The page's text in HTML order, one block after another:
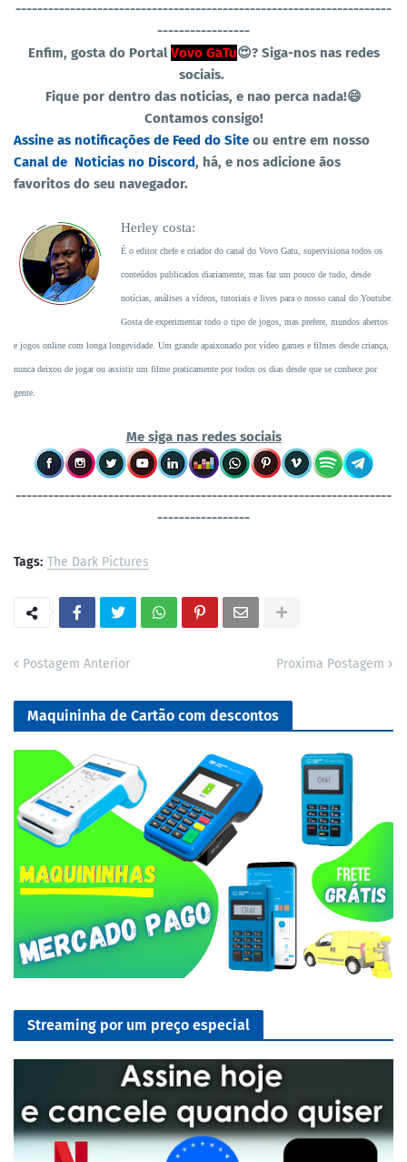
---------------------------------------------------------------------
-----------------
Enfim, gosta do PortalVovo GaTu😍? Siga-nos nas redes
sociais.
Fique por dentro das noticias, e nao perca nada!😄
Contamos consigo!
Assine as notificações de Feed do Site ou entre em nosso
Canal de Noticias no Discord, há, e nos adicione ãos
favoritos do seu navegador.
Herley costa:
É o editor chefe e criador do canal do Vovo Gatu, supervisiona todos os
conteúdos publicados diariamente, mas faz um pouco de tudo, desde
notícias, análises a vídeos, tutoriais e lives para o nosso canal do Youtube.
Gosta de experimentar todo o tipo de jogos, mas prefere, mundos abertos
e jogos online com longa longevidade. Um grande apaixonado por vídeo games e filmes desde criança,
nunca deixou de jogar ou assistir um filme praticamente por todos os dias desde que se conhece por
gente.
Me siga nas redes sociais
---------------------------------------------------------------------
-----------------
Tags: The Dark Pictures
Postagem Anterior Proxima Postagem
Maquininha de Cartão com descontos
Streaming por um preço especial